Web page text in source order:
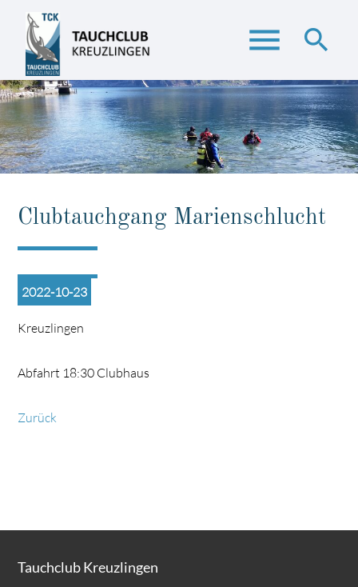
menu search
Suchbegriffe SUCHEN
Clubtauchgang Marienschlucht
2022-10-23
Kreuzlingen
Abfahrt 18:30 Clubhaus
Zurück
Tauchclub Kreuzlingen